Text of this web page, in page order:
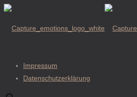
Impressum
Datenschutzerklärung